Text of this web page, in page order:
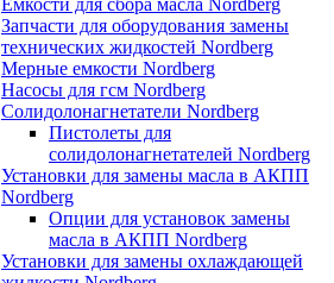
Запчасти для оборудования замены
технических жидкостей Nordberg
Мерные емкости Nordberg
Насосы для гсм Nordberg
Солидолонагнетатели Nordberg
Пистолеты для
солидолонагнетателей Nordberg
Установки для замены масла в АКПП
Nordberg
Опции для установок замены
масла в АКПП Nordberg
Установки для замены охлаждающей